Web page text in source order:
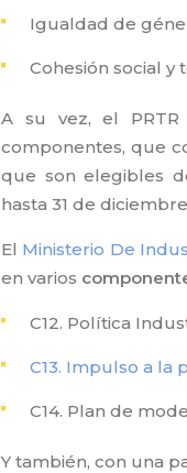
Igualdad de
Cohesión social y
A su vez, el
componentes, que
que son elegibles
hasta 31 de
El Ministerio De
en varios
C12. Política
C13. Impulso a la
C14. Plan de
Y también, con una